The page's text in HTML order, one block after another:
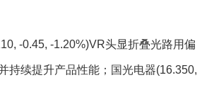
-0.45, -1.20%)VR头显折叠光路用偏
持续提升产品性能；国光电器(16.350,